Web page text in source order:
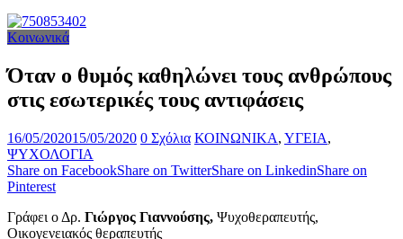
Κοινωνικά
Όταν ο θυμός καθηλώνει τους ανθρώπους
στις εσωτερικές τους αντιφάσεις
16/05/202015/05/2020 0 Σχόλια ΚΟΙΝΩΝΙΚΑ, ΥΓΕΙΑ,
ΨΥΧΟΛΟΓΙΑ
Share on FacebookShare on TwitterShare on LinkedinShare on
Pinterest
Γράφει ο Δρ. Γιώργος Γιαννούσης, Ψυχοθεραπευτής,
Οικογενειακός θεραπευτής